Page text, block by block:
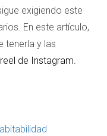
exigiendo este
En este artículo,
tenerla y las
de Instagram.